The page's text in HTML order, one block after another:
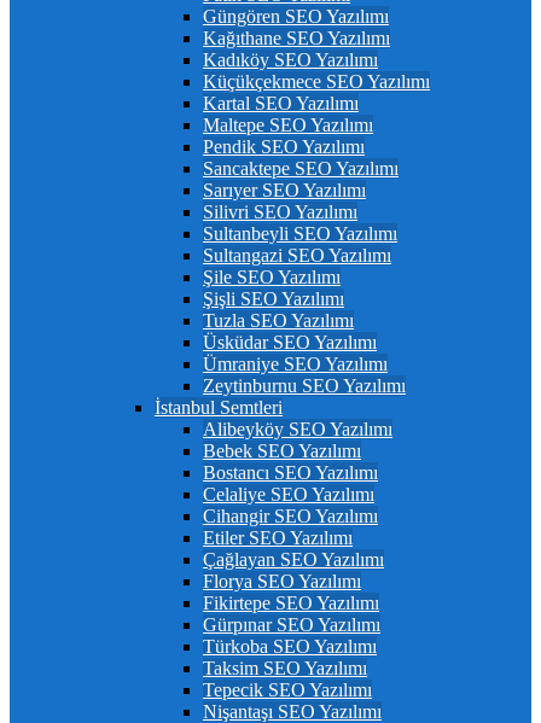
Güngören SEO Yazılımı
Kağıthane SEO Yazılımı
Kadıköy SEO Yazılımı
Küçükçekmece SEO Yazılımı
Kartal SEO Yazılımı
Maltepe SEO Yazılımı
Pendik SEO Yazılımı
Sancaktepe SEO Yazılımı
Sarıyer SEO Yazılımı
Silivri SEO Yazılımı
Sultanbeyli SEO Yazılımı
Sultangazi SEO Yazılımı
Şile SEO Yazılımı
Şişli SEO Yazılımı
Tuzla SEO Yazılımı
Üsküdar SEO Yazılımı
Ümraniye SEO Yazılımı
Zeytinburnu SEO Yazılımı
İstanbul Semtleri
Alibeyköy SEO Yazılımı
Bebek SEO Yazılımı
Bostancı SEO Yazılımı
Celaliye SEO Yazılımı
Cihangir SEO Yazılımı
Etiler SEO Yazılımı
Çağlayan SEO Yazılımı
Florya SEO Yazılımı
Fikirtepe SEO Yazılımı
Gürpınar SEO Yazılımı
Türkoba SEO Yazılımı
Taksim SEO Yazılımı
Tepecik SEO Yazılımı
Nişantaşı SEO Yazılımı